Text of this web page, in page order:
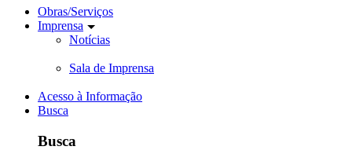
Obras/Serviços
Imprensa
Notícias
Sala de Imprensa
Acesso à Informação
Busca
Busca